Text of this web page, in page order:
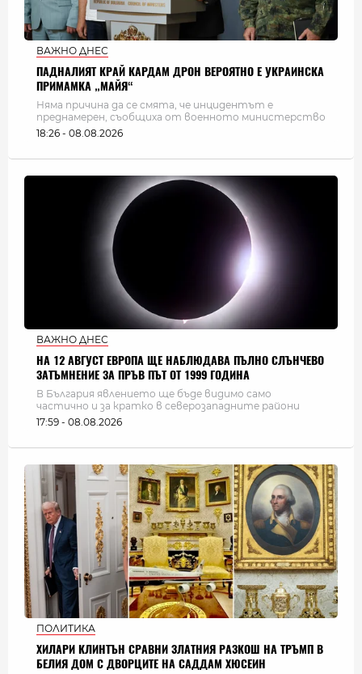
ВАЖНО ДНЕС
ПАДНАЛИЯТ КРАЙ КАРДАМ ДРОН ВЕРОЯТНО Е УКРАИНСКА
ПРИМАМКА „МАЙЯ“
Няма причина да се смята, че инцидентът е
преднамерен, съобщиха от военното министерство
18:26 - 08.08.2026
ВАЖНО ДНЕС
НА 12 АВГУСТ ЕВРОПА ЩЕ НАБЛЮДАВА ПЪЛНО СЛЪНЧЕВО
ЗАТЪМНЕНИЕ ЗА ПРЪВ ПЪТ ОТ 1999 ГОДИНА
В България явлението ще бъде видимо само
частично и за кратко в северозападните райони
17:59 - 08.08.2026
ПОЛИТИКА
ХИЛАРИ КЛИНТЪН СРАВНИ ЗЛАТНИЯ РАЗКОШ НА ТРЪМП В
БЕЛИЯ ДОМ С ДВОРЦИТЕ НА САДДАМ ХЮСЕИН